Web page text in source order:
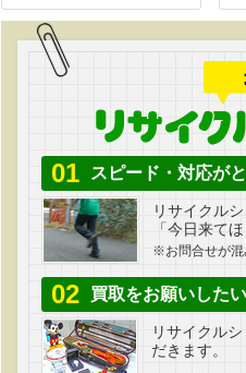
01 スピード・対応が
リサイクル
「今日来て
※お問合せが混
02 買取をお願いした
リサイクル
だきます。